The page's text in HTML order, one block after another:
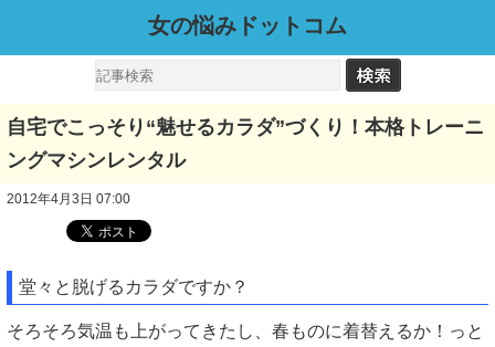
女の悩みドットコム
自宅でこっそり“魅せるカラダ”づくり！本格トレーニ
ングマシンレンタル
2012年4月3日 07:00
堂々と脱げるカラダですか？
そろそろ気温も上がってきたし、春ものに着替えるか！っと